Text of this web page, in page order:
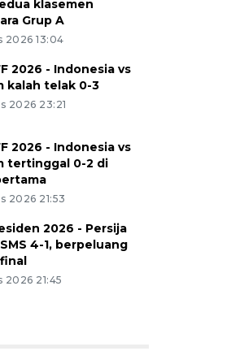
klasemen
Grup A
2026 13:04
2026 - Indonesia vs
kalah telak 0-3
2026 23:21
2026 - Indonesia vs
tertinggal 0-2 di
2026 21:53
2026 - Persija
4-1, berpeluang
2026 21:45